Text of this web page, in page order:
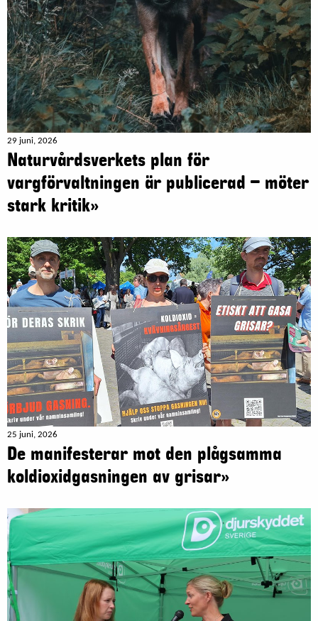
29 juni, 2026
Naturvårdsverkets plan för
vargförvaltningen är publicerad – möter
stark kritik»
25 juni, 2026
De manifesterar mot den plågsamma
koldioxidgasningen av grisar»